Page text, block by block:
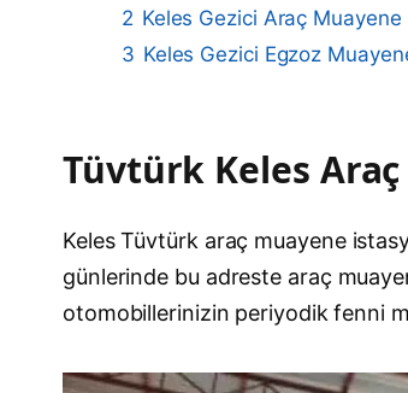
2 Keles Gezici Araç
3 Keles Gezici Egzoz
Tüvtürk Keles
Keles Tüvtürk araç muayene
günlerinde bu adreste araç
otomobillerinizin periyodik fenni